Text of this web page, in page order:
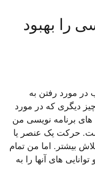
را بهبود
در مورد رفتن به
دیگری که در مورد
برنامه نویسی من
حرکت یک عنصر یا
بیشتر. اما من تمام
های آنها را به